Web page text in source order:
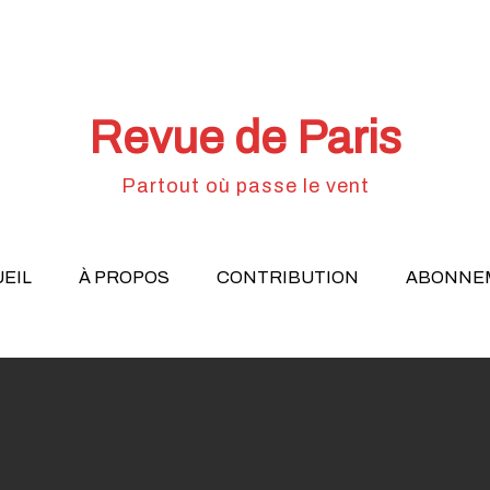
Revue de Paris
Partout où passe le vent
À PROPOS CONTRIBUTION